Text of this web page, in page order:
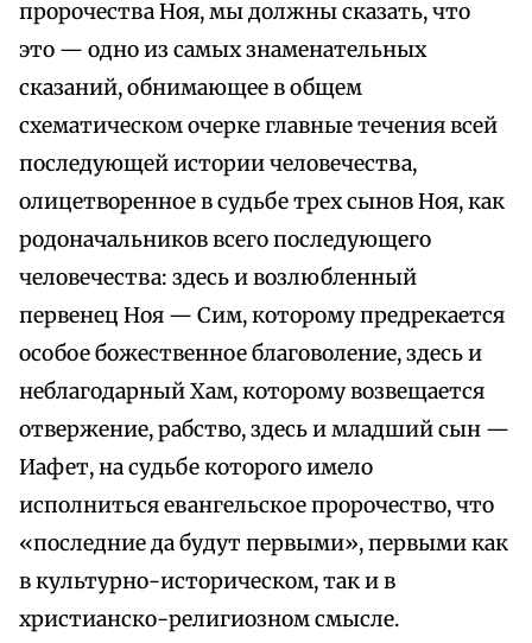
пророчества Ноя, мы должны сказать, что
это — одно из самых знаменательных
сказаний, обнимающее в общем
схематическом очерке главные течения всей
последующей истории человечества,
олицетворенное в судьбе трех сынов Ноя, как
родоначальников всего последующего
человечества: здесь и возлюбленный
первенец Ноя — Сим, которому предрекается
особое божественное благоволение, здесь и
неблагодарный Хам, которому возвещается
отвержение, рабство, здесь и младший сын —
Иафет, на судьбе которого имело
исполниться евангельское пророчество, что
«последние да будут первыми», первыми как
в культурно-историческом, так и в
христианско-религиозном смысле.